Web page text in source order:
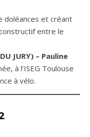
doléances et créant
entre le
JURY) – Pauline
à l’ISEG Toulouse
à vélo.